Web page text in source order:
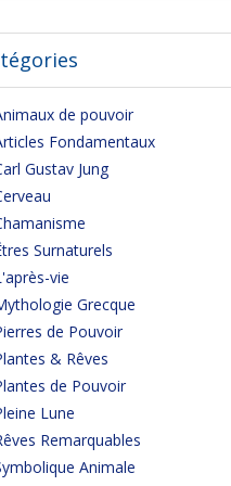
de pouvoir
Fondamentaux
Gustav Jung
Surnaturels
vie
Grecque
de Pouvoir
& Rêves
de Pouvoir
Lune
Remarquables
Animale